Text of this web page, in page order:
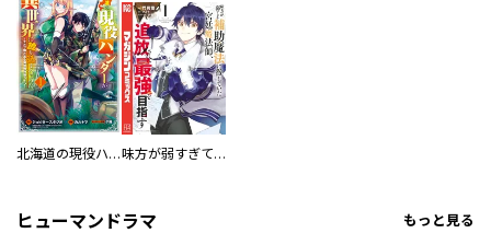
北海道の現役ハンターが異世界に放り込まれてみた ～エルフ嫁と巡る異世界狩猟ライフ～ 味方が弱すぎて補助魔法に徹していた宮廷魔法師、追放されて最強を目指す
ヒューマンドラマ もっと見る